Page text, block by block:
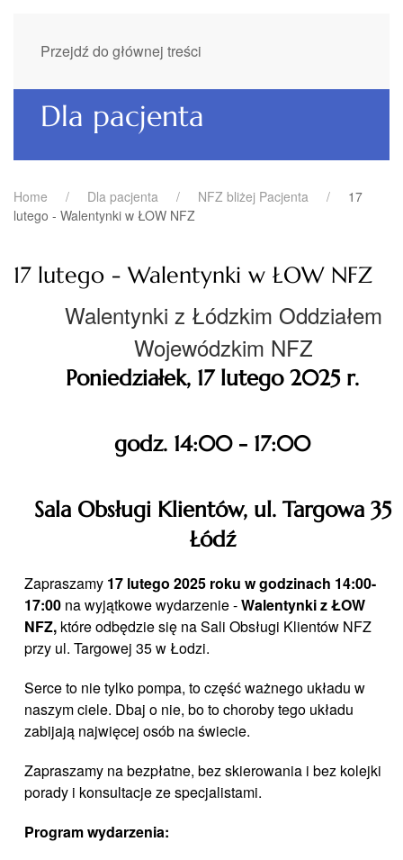
Przejdź do głównej treści
Dla pacjenta
Home Dla pacjenta NFZ bliżej Pacjenta
17
lutego - Walentynki w ŁOW NFZ
17 lutego - Walentynki w ŁOW NFZ
Walentynki z Łódzkim Oddziałem
Wojewódzkim NFZ
Poniedziałek, 17 lutego 2025 r.
godz. 14:00 - 17:00
Sala Obsługi Klientów, ul. Targowa 35
Łódź
Zapraszamy 17 lutego 2025 roku w godzinach 14:00-
17:00 na wyjątkowe wydarzenie -Walentynki z ŁOW
NFZ, które odbędzie się na Sali Obsługi Klientów NFZ
przy ul. Targowej 35 w Łodzi.
Serce to nie tylko pompa, to część ważnego układu w
naszym ciele. Dbaj o nie, bo to choroby tego układu
zabijają najwięcej osób na świecie.
Zapraszamy na bezpłatne, bez skierowania i bez kolejki
porady i konsultacje ze specjalistami.
Program wydarzenia: